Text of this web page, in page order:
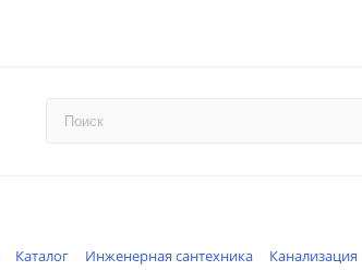
Каталог Инженерная сантехника Канализация